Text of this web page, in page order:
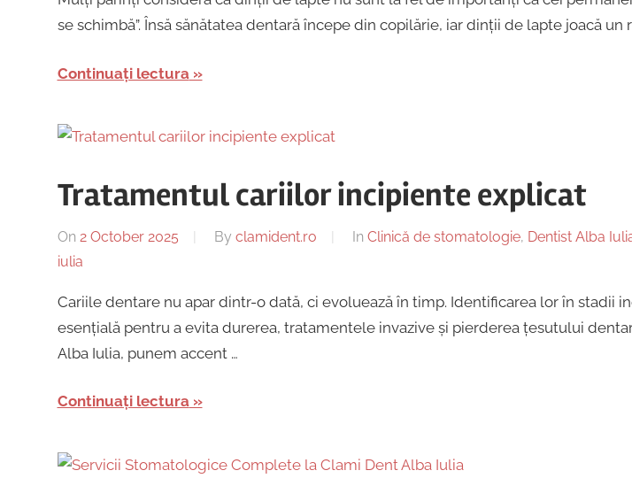
se schimbă”. Însă sănătatea dentară începe din copilărie, iar dinții de lapte joacă un
Continuați lectura
Tratamentul cariilor incipiente explicat
On 2 October 2025 By clamident.ro In Clinică de stomatologie, Dentist Alba
iulia
Cariile dentare nu apar dintr-o dată, ci evoluează în timp. Identificarea lor în stadii
esențială pentru a evita durerea, tratamentele invazive și pierderea țesutului
Alba Iulia, punem accent …
Continuați lectura